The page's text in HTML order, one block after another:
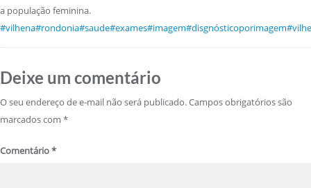
a população feminina.
#vilhena#rondonia#saude#exames#imagem#disgnósticoporimagem
Deixe um comentário
O seu endereço de e-mail não será publicado.Campos obrigatórios são
marcados com *
Comentário*